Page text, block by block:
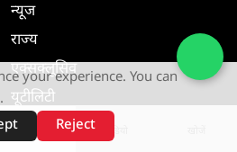
न्यूज
राज्य
एक्सक्लूसिव
यूटीलिटी
खेल
your experience. You can
Reject